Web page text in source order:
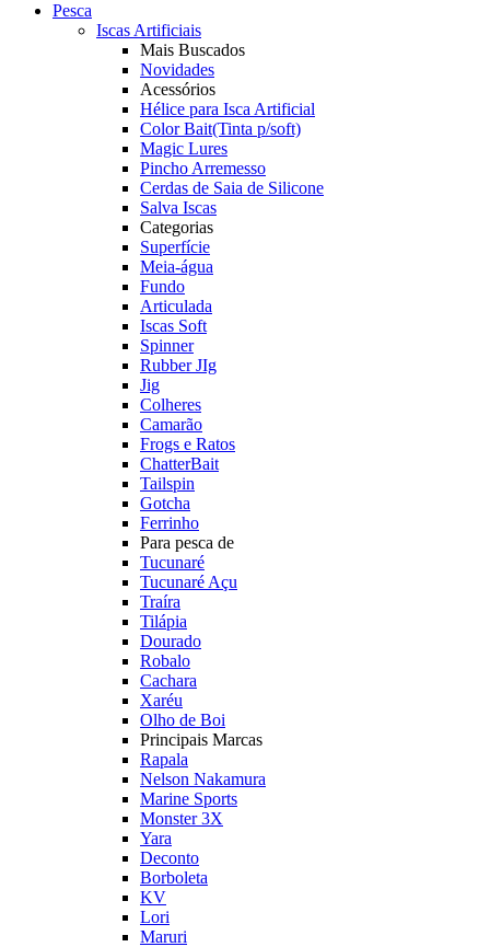
Pesca
Iscas Artificiais
Mais Buscados
Novidades
Acessórios
Hélice para Isca Artificial
Color Bait(Tinta p/soft)
Magic Lures
Pincho Arremesso
Cerdas de Saia de Silicone
Salva Iscas
Categorias
Superfície
Meia-água
Fundo
Articulada
Iscas Soft
Spinner
Rubber JIg
Jig
Colheres
Camarão
Frogs e Ratos
ChatterBait
Tailspin
Gotcha
Ferrinho
Para pesca de
Tucunaré
Tucunaré Açu
Traíra
Tilápia
Dourado
Robalo
Cachara
Xaréu
Olho de Boi
Principais Marcas
Rapala
Nelson Nakamura
Marine Sports
Monster 3X
Yara
Deconto
Borboleta
KV
Lori
Maruri